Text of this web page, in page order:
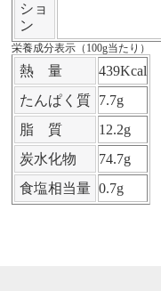
ショ
ン
栄養成分表示（100g当たり）
熱 量
439Kcal
たんぱく質 7.7g
脂 質
12.2g
炭水化物
74.7g
食塩相当量 0.7g